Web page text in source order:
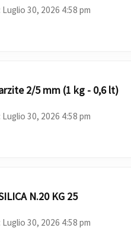
30, 2026 4:58 pm
2/5 mm (1 kg - 0,6 lt)
30, 2026 4:58 pm
N.20 KG 25
30, 2026 4:58 pm